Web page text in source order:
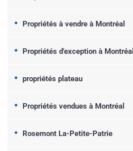
Propriétés à vendre à Montréal
Propriétés d'exception à Montréal
propriétés plateau
Propriétés vendues à Montréal
Rosemont La-Petite-Patrie